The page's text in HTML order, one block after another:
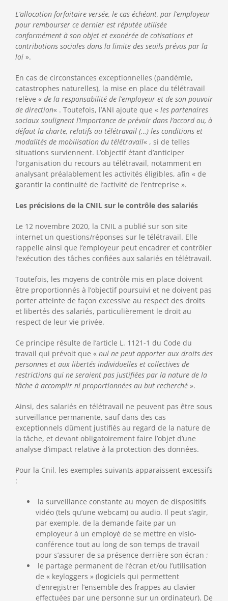
L’allocation forfaitaire versée, le cas échéant, par l’employeur
pour rembourser ce dernier est réputée utilisée
conformément à son objet et exonérée de cotisations et
contributions sociales dans la limite des seuils prévus par la
loi ».
En cas de circonstances exceptionnelles (pandémie,
catastrophes naturelles), la mise en place du télétravail
relève « de la responsabilité de l’employeur et de son pouvoir
de direction« . Toutefois, l’ANI ajoute que « les partenaires
sociaux soulignent l’importance de prévoir dans l’accord ou, à
défaut la charte, relatifs au télétravail (…) les conditions et
modalités de mobilisation du télétravail« , si de telles
situations surviennent. L’objectif étant d’anticiper
l’organisation du recours au télétravail, notamment en
analysant préalablement les activités éligibles, afin « de
garantir la continuité de l’activité de l’entreprise ».
Les précisions de la CNIL sur le contrôle des salariés
Le 12 novembre 2020, la CNIL a publié sur son site
internet un questions/réponses sur le télétravail. Elle
rappelle ainsi que l’employeur peut encadrer et contrôler
l’exécution des tâches confiées aux salariés en télétravail.
Toutefois, les moyens de contrôle mis en place doivent
être proportionnés à l’objectif poursuivi et ne doivent pas
porter atteinte de façon excessive au respect des droits
et libertés des salariés, particulièrement le droit au
respect de leur vie privée.
Ce principe résulte de l’article L. 1121-1 du Code du
travail qui prévoit que « nul ne peut apporter aux droits des
personnes et aux libertés individuelles et collectives de
restrictions qui ne seraient pas justifiées par la nature de la
tâche à accomplir ni proportionnées au but recherché ».
Ainsi, des salariés en télétravail ne peuvent pas être sous
surveillance permanente, sauf dans des cas
exceptionnels dûment justifiés au regard de la nature de
la tâche, et devant obligatoirement faire l’objet d’une
analyse d’impact relative à la protection des données.
Pour la Cnil, les exemples suivants apparaissent excessifs
:
la surveillance constante au moyen de dispositifs
vidéo (tels qu’une webcam) ou audio. Il peut s’agir,
par exemple, de la demande faite par un
employeur à un employé de se mettre en visio-
conférence tout au long de son temps de travail
pour s’assurer de sa présence derrière son écran ;
le partage permanent de l’écran et/ou l’utilisation
de « keyloggers » (logiciels qui permettent
d’enregistrer l’ensemble des frappes au clavier
effectuées par une personne sur un ordinateur). De